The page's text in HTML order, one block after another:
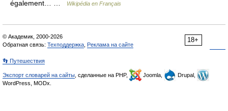
également… …
Wikipédia en Français
18+
© Академик, 2000-2026
Обратная связь: Техподдержка Реклама на сайте
👣 Путешествия
Экспорт словарей на сайты , сделанные на PHP, Joomla,
Drupal,
WordPress, MODx.